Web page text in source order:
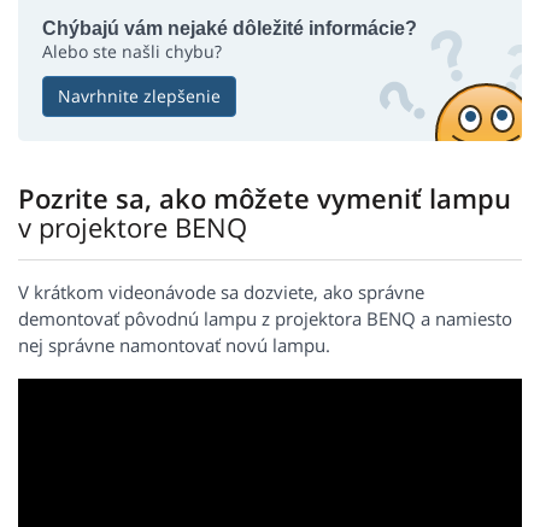
Chýbajú vám nejaké dôležité informácie?
Alebo ste našli chybu?
Navrhnite zlepšenie
Pozrite sa, ako môžete vymeniť lampu
v projektore BENQ
V krátkom videonávode sa dozviete, ako správne
demontovať pôvodnú lampu z projektora BENQ a namiesto
nej správne namontovať novú lampu.